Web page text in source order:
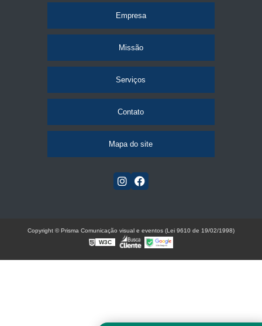
Empresa
Missão
Serviços
Contato
Mapa do site
Copyright © Prisma Comunicação visual e eventos (Lei 9610 de 19/02/1998)
W3C